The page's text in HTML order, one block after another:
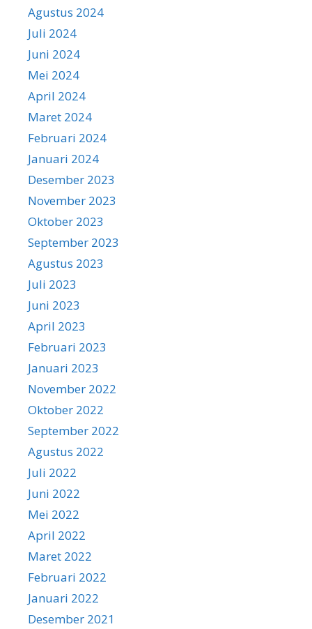
Agustus 2024
Juli 2024
Juni 2024
Mei 2024
April 2024
Maret 2024
Februari 2024
Januari 2024
Desember 2023
November 2023
Oktober 2023
September 2023
Agustus 2023
Juli 2023
Juni 2023
April 2023
Februari 2023
Januari 2023
November 2022
Oktober 2022
September 2022
Agustus 2022
Juli 2022
Juni 2022
Mei 2022
April 2022
Maret 2022
Februari 2022
Januari 2022
Desember 2021